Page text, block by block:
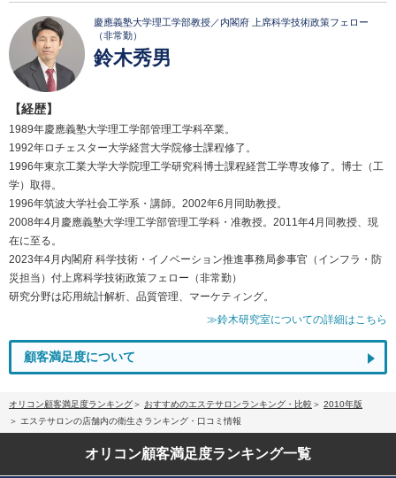
慶應義塾大学理工学部教授／内閣府 上席科学技術政策フェロー
（非常勤）
鈴木秀男
【経歴】
1989年慶應義塾大学理工学部管理工学科卒業。
1992年ロチェスター大学経営大学院修士課程修了。
1996年東京工業大学大学院理工学研究科博士課程経営工学専攻修了。博士（工
学）取得。
1996年筑波大学社会工学系・講師。2002年6月同助教授。
2008年4月慶應義塾大学理工学部管理工学科・准教授。2011年4月同教授、現
在に至る。
2023年4月内閣府 科学技術・イノベーション推進事務局参事官（インフラ・防
災担当）付上席科学技術政策フェロー（非常勤）
研究分野は応用統計解析、品質管理、マーケティング。
≫鈴木研究室についての詳細はこちら
顧客満足度について
オリコン顧客満足度ランキング おすすめのエステサロンランキング・比較
2010年版
エステサロンの店舗内の衛生さランキング・口コミ情報
オリコン顧客満足度ランキング一覧